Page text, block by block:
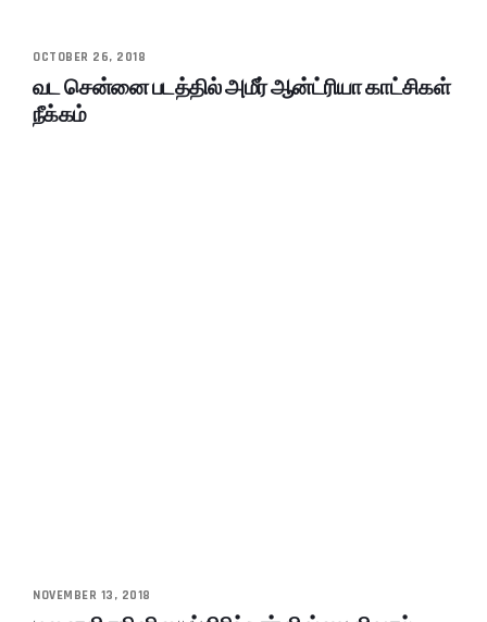
OCTOBER 26, 2018
வட சென்னை படத்தில் அமீர் ஆன்ட்ரியா காட்சிகள்
நீக்கம்
NOVEMBER 13, 2018